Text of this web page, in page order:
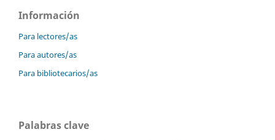
Información
Para lectores/as
Para autores/as
Para bibliotecarios/as
Palabras clave